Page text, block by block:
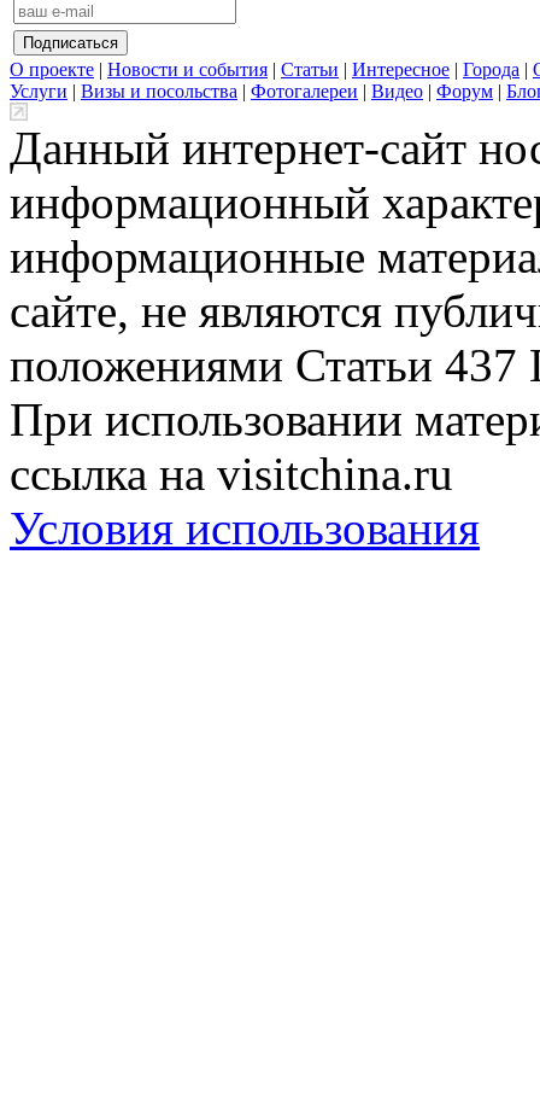
О проекте | Новости и события | Статьи | Интересное | Города |
Услуги | Визы и посольства | Фотогалереи | Видео | Форум |
Данный интернет-сайт
информационный
информационные
сайте, не являются
положениями Статьи 437
При использовании
ссылка на visitchina.ru
Условия использования